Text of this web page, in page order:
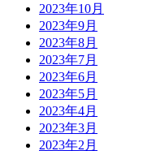
2023年10月
2023年9月
2023年8月
2023年7月
2023年6月
2023年5月
2023年4月
2023年3月
2023年2月